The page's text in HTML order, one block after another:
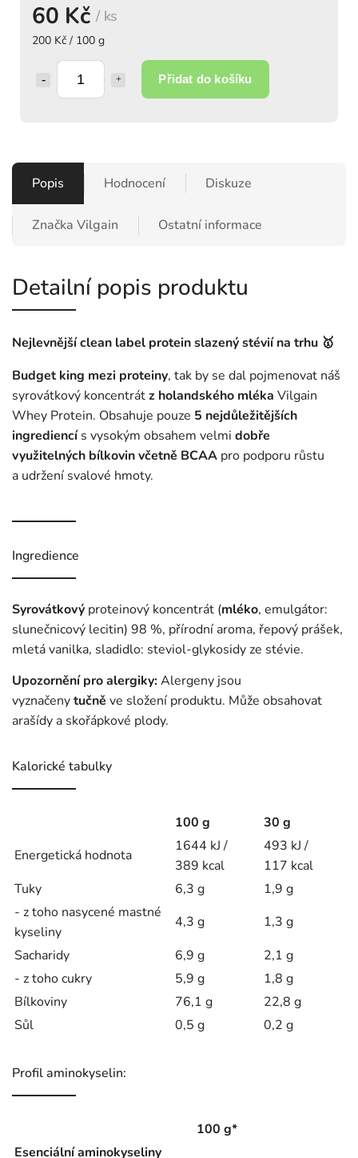
60 Kč/ ks
200 Kč / 100 g
Přidat do košíku
Popis Hodnocení Diskuze
Značka Vilgain Ostatní informace
Detailní popis produktu
Nejlevnější clean label protein slazený stévií na trhu 🥇
Budget king mezi proteiny, tak by se dal pojmenovat náš
syrovátkový koncentrátz holandského mléka Vilgain
Whey Protein. Obsahuje pouze 5 nejdůležitějších
ingrediencís vysokým obsahem velmi dobře
využitelných bílkovin včetně BCAA pro podporu růstu
a udržení svalové hmoty.
Ingredience
Syrovátkový proteinový koncentrát (mléko, emulgátor:
slunečnicový lecitin) 98 %, přírodní aroma, řepový prášek,
mletá vanilka, sladidlo: steviol‑glykosidy ze stévie.
Upozornění pro alergiky:Alergeny jsou
vyznačenytučně ve složení produktu. Může obsahovat
arašídy a skořápkové plody.
Kalorické tabulky
100 g
30 g
Energetická hodnota
1644 kJ /
389 kcal
493 kJ /
117 kcal
Tuky
6,3 g
1,9 g
- z toho nasycené mastné
kyseliny
4,3 g
1,3 g
Sacharidy
6,9 g
2,1 g
- z toho cukry
5,9 g
1,8 g
Bílkoviny
76,1 g
22,8 g
Sůl
0,5 g 0,2 g
Profil aminokyselin:
100 g*
Esenciální aminokyseliny